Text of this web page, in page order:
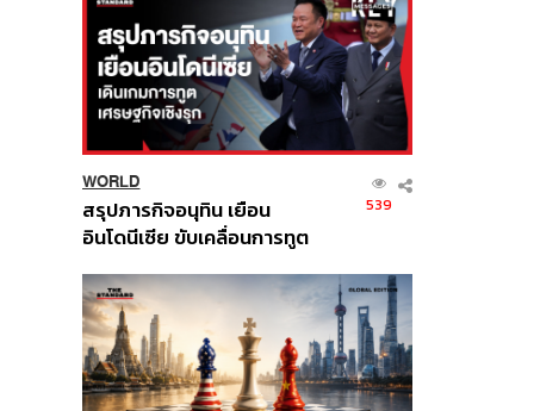
WORLD
สรุปภารกิจอนุทิน เยือน
อินโดนีเซีย ขับเคลื่อนการทูต
ส่วนยุทธศาสตร์ไทย –
อินโดนีเซีย
539